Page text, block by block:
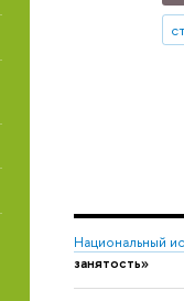
Национальный
занятость»